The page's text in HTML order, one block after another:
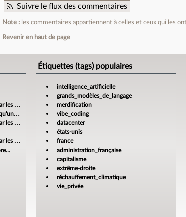
Suivre le flux des commentaires
Note : les commentaires appartiennent à celles et ceux qui les
Revenir en haut de page
en ligne ?
Étiquettes (tags) populaires
intelligence_artificielle
grands_modèles_de_langage
merdification
vibe_coding
datacenter
états-unis
france
administration_française
capitalisme
extrême-droite
réchauffement_climatique
vie_privée